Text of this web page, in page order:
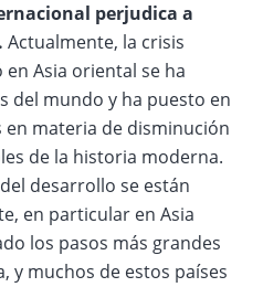
perjudica a
Actualmente, la crisis
Asia oriental se ha
del mundo y ha puesto en
materia de disminución
de la historia moderna.
desarrollo se están
en particular en Asia
los pasos más grandes
y muchos de estos países